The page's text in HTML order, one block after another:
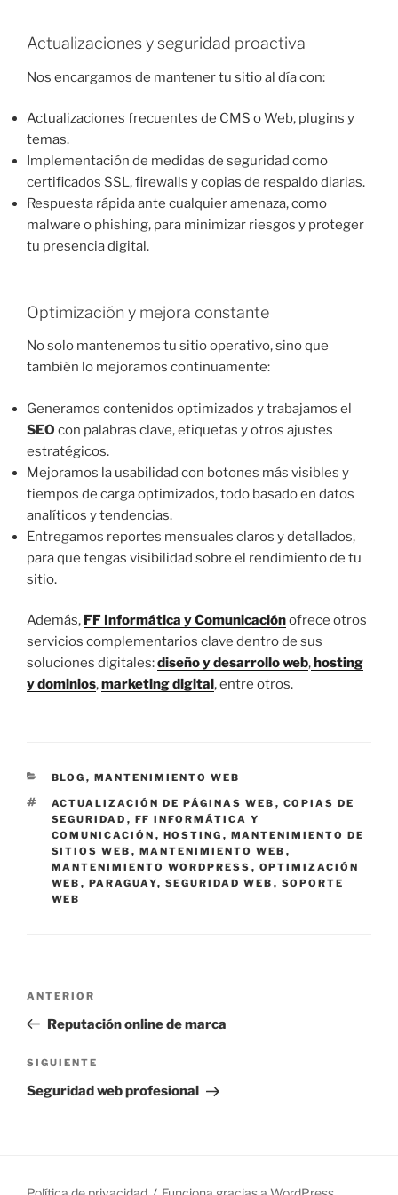
Actualizaciones y seguridad proactiva
Nos encargamos de mantener tu sitio al día con:
Actualizaciones frecuentes de CMS o Web, plugins y
temas.
Implementación de medidas de seguridad como
certificados SSL, firewalls y copias de respaldo diarias.
Respuesta rápida ante cualquier amenaza, como
malware o phishing, para minimizar riesgos y proteger
tu presencia digital.
Optimización y mejora constante
No solo mantenemos tu sitio operativo, sino que
también lo mejoramos continuamente:
Generamos contenidos optimizados y trabajamos el
SEO con palabras clave, etiquetas y otros ajustes
estratégicos.
Mejoramos la usabilidad con botones más visibles y
tiempos de carga optimizados, todo basado en datos
analíticos y tendencias.
Entregamos reportes mensuales claros y detallados,
para que tengas visibilidad sobre el rendimiento de tu
sitio.
Además, FF Informática y Comunicaciónofrece otros
servicios complementarios clave dentro de sus
soluciones digitales:diseño y desarrollo web,hosting
y dominios,marketing digital, entre otros.
C
T
E
G
O
R
Í
A
BLOG , MANTENIMIENTO WEB
E
T
I
Q
U
E
T
ACTUALIZACIÓN DE PÁGINAS WEB , COPIAS DE
SEGURIDAD , FF INFORMÁTICA Y
COMUNICACIÓN , HOSTING , MANTENIMIENTO DE
SITIOS WEB , MANTENIMIENTO WEB ,
MANTENIMIENTO WORDPRESS , OPTIMIZACIÓN
WEB , PARAGUAY, SEGURIDAD WEB , SOPORTE
WEB
v
e
g
ó
E
n
r
a
t
ANTERIOR
Reputación online de marca
S
i
SIGUIENTE
Seguridad web profesional